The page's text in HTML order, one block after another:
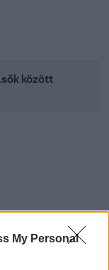
My Personal
között